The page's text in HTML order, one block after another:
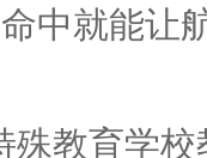
中就能让
殊教育学